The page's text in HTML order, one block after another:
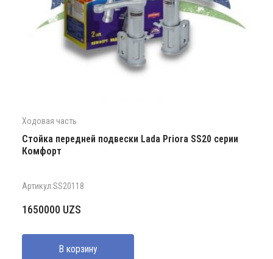
Ходовая часть
Стойка передней подвески Lada Priora SS20 серии
Комфорт
Артикул:SS20118
1650000 UZS
В корзину